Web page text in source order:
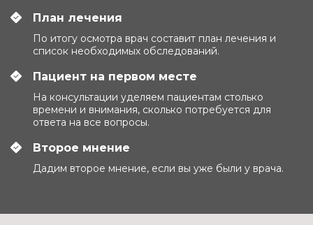
План лечения
По итогу осмотра врач составит план лечения и
список необходимых обследований.
Пациент на первом месте
На консультации уделяем пациентам столько
времени и внимания, сколько потребуется для
ответа на все вопросы.
Второе мнение
Дадим второе мнение, если вы уже были у врача.